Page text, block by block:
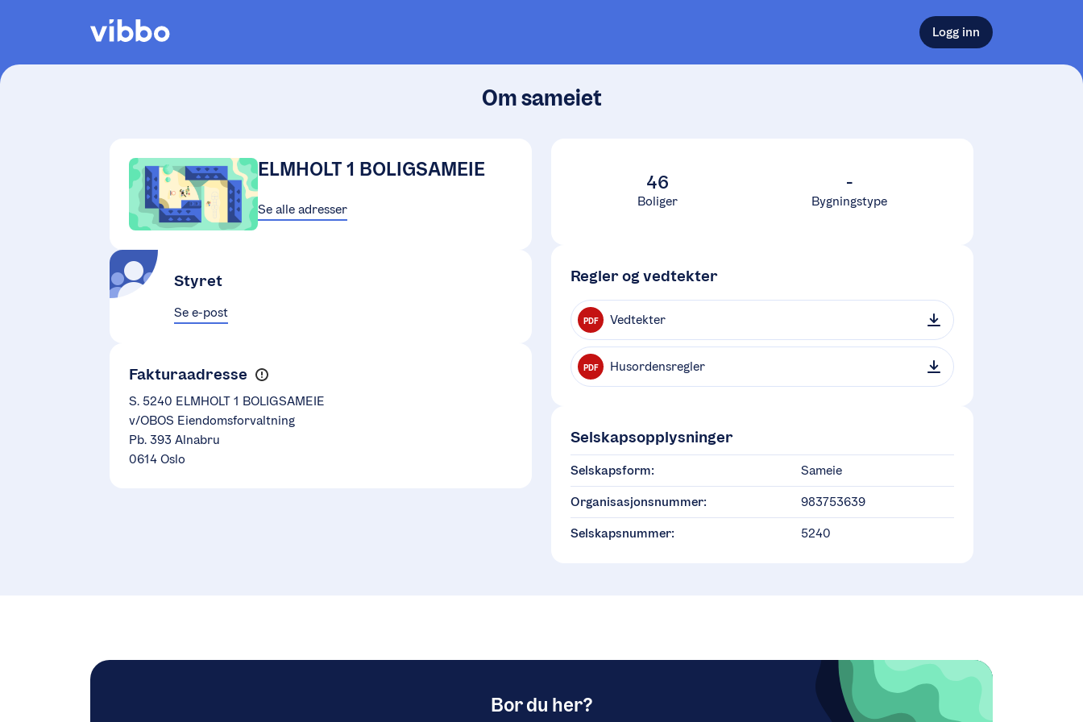
Logg inn
Om sameiet
ELMHOLT 1 BOLIGSAMEIE
Se alle adresser
Styret
Se e-post
Fakturaadresse
S. 5240 ELMHOLT 1 BOLIGSAMEIE
v/OBOS Eiendomsforvaltning
Pb. 393 Alnabru
0614 Oslo
46
Boliger
-
Bygningstype
Regler og vedtekter
PDF Vedtekter
PDF Husordensregler
Selskapsopplysninger
Selskapsform: Sameie
Organisasjonsnummer: 983753639
Selskapsnummer: 5240
Bor du her?